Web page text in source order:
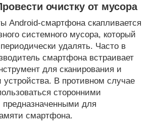
очистку от мусора
Android-смартфона скапливается
системного мусора, который
удалять. Часто в
смартфона встраивает
для сканирования и
устройства. В противном случае
сторонними
для
смартфона.